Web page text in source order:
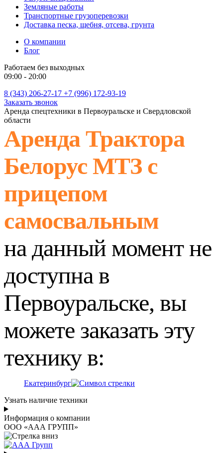
Земляные работы
Транспортные грузоперевозки
Доставка песка, щебня, отсева, грунта
О компании
Блог
Работаем без выходных
09:00 - 20:00
8 (343) 206-27-17 +7 (996) 172-93-19
Заказать звонок
Аренда спецтехники в Первоуральске и Свердловской
области
Аренда Трактора
Белорус МТЗ с
прицепом
самосвальным
на данный момент не
доступна в
Первоуральске, вы
можете заказать эту
технику в:
Екатеринбург
Узнать наличие техники
Информация о компании
ООО «ААА ГРУПП»